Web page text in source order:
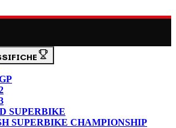
SUPERBIKE
SUPERBIKE CHAMPIONSHIP